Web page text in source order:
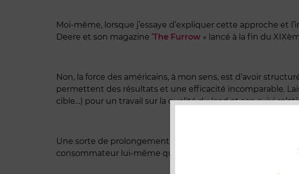
Moi-même, lorsque j’essaye d’expliquer cette approche et
Deere et son magazine ‘The Furrow » lancé à la fin du
Non, la force des américains, à mon sens, est d’avoir
permettent des résultats et une efficacité incomparable.
cible…) pour un travail sur la qualité du lead et son suivi
Une sorte de prolongement finalement du marketing "one
consommateur lui-même qui se constitue partie